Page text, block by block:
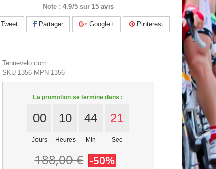
Note : 4.9/5 sur 15 avis
Tweet Partager Google+ Pinterest
Tenuevelo.com
SKU-1356 MPN-1356
La promotion se termine dans :
00
Jours
10
Heures
44
Min
20
Sec
188,00 € -50%